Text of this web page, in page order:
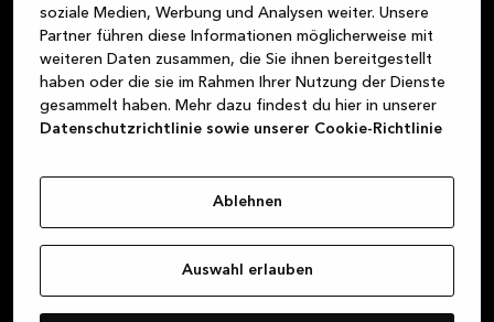
soziale Medien, Werbung und Analysen weiter. Unsere
Partner führen diese Informationen möglicherweise mit
weiteren Daten zusammen, die Sie ihnen bereitgestellt
haben oder die sie im Rahmen Ihrer Nutzung der Dienste
gesammelt haben. Mehr dazu findest du hier in unserer
Datenschutzrichtlinie sowie unserer Cookie-Richtlinie
Ablehnen
Auswahl erlauben
betrittst, bis zu dem Moment, an dem deine neue
Küche, dein neues Badezimmer oder deine neue
Schranklösung in deinem Zuhause einen Platz
gefunden hat.
Über Kvik
Bei MyKvik anmelden